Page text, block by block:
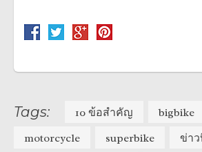
Tags: 10 ข้อสำคัญ
bigbike
motorcycle
superbike
ข่าว